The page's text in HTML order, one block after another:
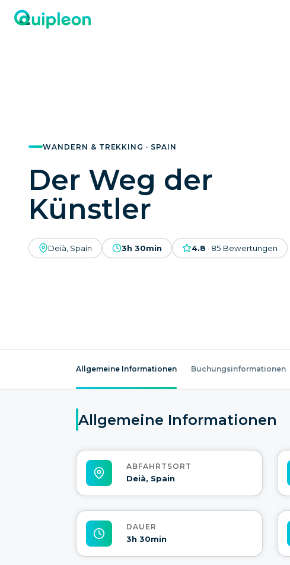
WANDERN & TREKKING · SPAIN
Der Weg der
Künstler
Deià, Spain 3h 30min 4.8 · 85 Bewertungen
Allgemeine Informationen Buchungsinformationen
Allgemeine Informationen
ABFAHRTSORT
Deià, Spain
DAUER
3h 30min